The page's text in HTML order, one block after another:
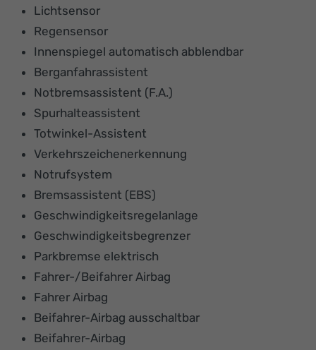
Lichtsensor
Regensensor
Innenspiegel automatisch abblendbar
Berganfahrassistent
Notbremsassistent (F.A.)
Spurhalteassistent
Totwinkel-Assistent
Verkehrszeichenerkennung
Notrufsystem
Bremsassistent (EBS)
Geschwindigkeitsregelanlage
Geschwindigkeitsbegrenzer
Parkbremse elektrisch
Fahrer-/Beifahrer Airbag
Fahrer Airbag
Beifahrer-Airbag ausschaltbar
Beifahrer-Airbag